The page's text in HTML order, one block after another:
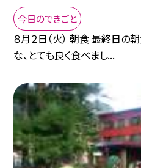
今日のできごと
８月２日（火） 朝食 最終日の
な、とても良く食べまし...